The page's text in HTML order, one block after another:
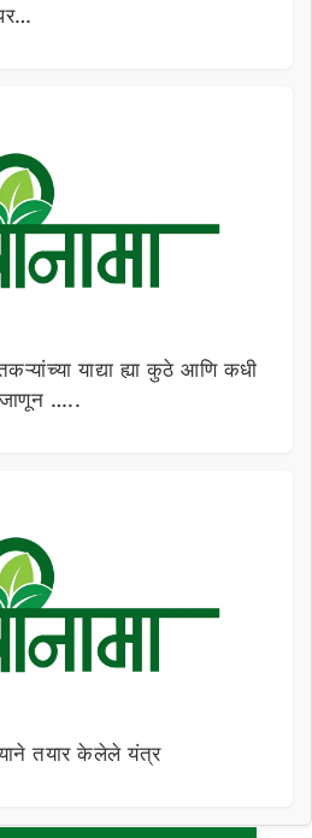
याद्या ह्या कुठे आणि कधी
जाणून …..
तयार केलेले यंत्र